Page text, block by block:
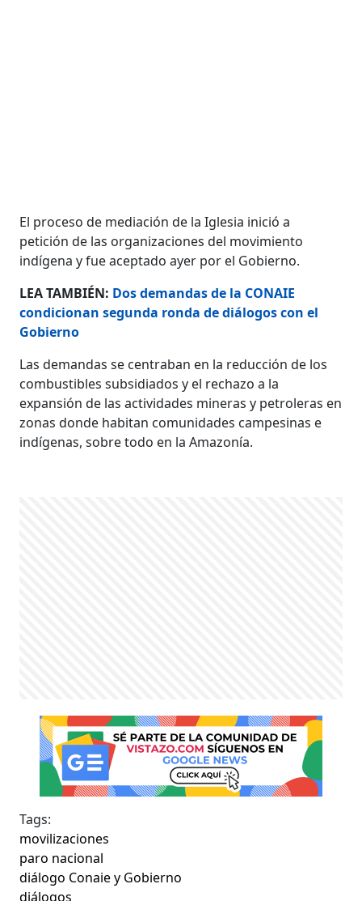
El proceso de mediación de la Iglesia inició a
petición de las organizaciones del movimiento
indígena y fue aceptado ayer por el Gobierno.
LEA TAMBIÉN: Dos demandas de la CONAIE
condicionan segunda ronda de diálogos con el
Gobierno
Las demandas se centraban en la reducción de los
combustibles subsidiados y el rechazo a la
expansión de las actividades mineras y petroleras en
zonas donde habitan comunidades campesinas e
indígenas, sobre todo en la Amazonía.
Tags:
movilizaciones
paro nacional
diálogo Conaie y Gobierno
diálogos